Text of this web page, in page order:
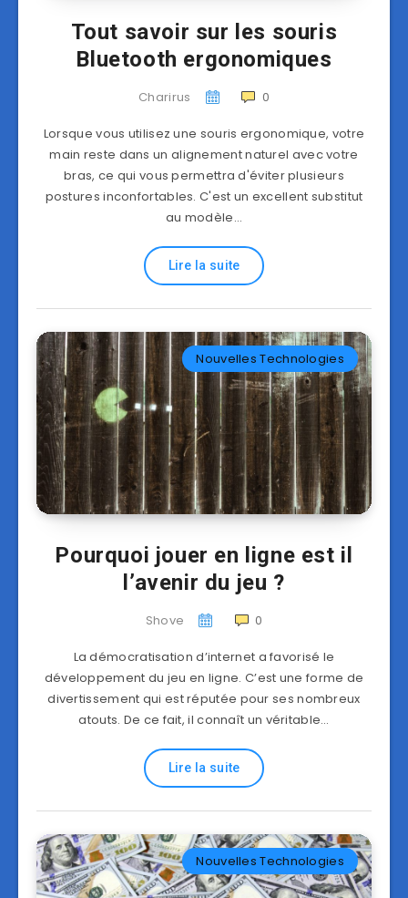
Tout savoir sur les souris
Bluetooth ergonomiques
Charirus 0
Lorsque vous utilisez une souris ergonomique, votre
main reste dans un alignement naturel avec votre
bras, ce qui vous permettra d'éviter plusieurs
postures inconfortables. C'est un excellent substitut
au modèle…
Lire la suite
Nouvelles Technologies
Pourquoi jouer en ligne est il
l’avenir du jeu ?
Shove 0
La démocratisation d’internet a favorisé le
développement du jeu en ligne. C’est une forme de
divertissement qui est réputée pour ses nombreux
atouts. De ce fait, il connaît un véritable…
Lire la suite
Nouvelles Technologies